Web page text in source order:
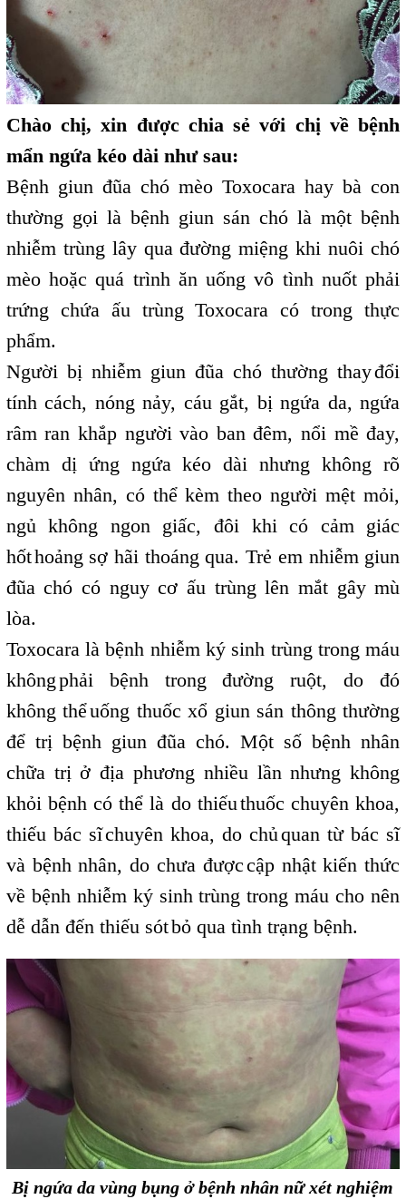
Chào chị, xin được chia sẻ với chị về bệnh
mẩn ngứa kéo dài như sau:
Bệnh giun đũa chó mèo Toxocara hay bà con
thường gọi là bệnh giun sán chó là một bệnh
nhiễm trùng lây qua đường miệng khi nuôi chó
mèo hoặc quá trình ăn uống vô tình nuốt phải
trứng chứa ấu trùng Toxocara có trong thực
phẩm.
Người bị nhiễm giun đũa chó thường thay,đổi
tính cách, nóng nảy, cáu gắt, bị ngứa da, ngứa
râm ran khắp người vào ban đêm, nổi mề đay,
chàm dị ứng ngứa kéo dài nhưng không rõ
nguyên nhân, có thể kèm theo người mệt mỏi,
ngủ không ngon giấc, đôi khi có cảm giác
hốt,hoảng sợ hãi thoáng qua. Trẻ em nhiễm giun
đũa chó có nguy cơ ấu trùng lên mắt gây mù
lòa.
Toxocara là bệnh nhiễm ký sinh trùng trong máu
khôngphải bệnh trong đường ruột, do đó
không thể,uống thuốc xổ giun sán thông thường
để trị bệnh giun đũa chó. Một số bệnh nhân
chữa trị ở địa phương nhiều lần nhưng không
khỏi bệnh có thể là do thiếu,thuốc chuyên khoa,
thiếu bác sĩ,chuyên khoa, do chủ ,quan từ bác sĩ
và bệnh nhân, do chưa đượccập nhật kiến thức
về bệnh nhiễm ký sinh trùng trong máu cho nên
dễ dẫn đến thiếu sót,bỏ qua tình trạng bệnh.
Bị ngứa da vùng bụng ở bệnh nhân nữ xét nghiệm